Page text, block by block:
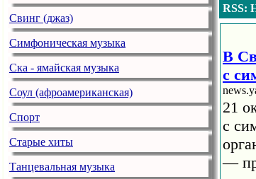
Свинг (джаз)
Симфоническая музыка
Ска - ямайская музыка
Соул (афроамериканская)
Спорт
Старые хиты
Танцевальная музыка
RSS:
В
с
21
с
—